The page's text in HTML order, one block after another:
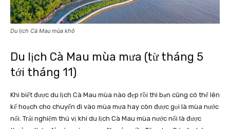
Du lịch Cà Mau mùa khô
Du lịch Cà Mau mùa mưa (từ tháng 5
tới tháng 11)
Khi biết được du lịch Cà Mau mùa nào đẹp rồi thì bạn cũng có thể lên
kế hoạch cho chuyến đi vào mùa mưa hay còn được gọi là mùa nước
nổi. Trải nghiệm thú vị khi du lịch Cà Mau mùa nước nổi là được